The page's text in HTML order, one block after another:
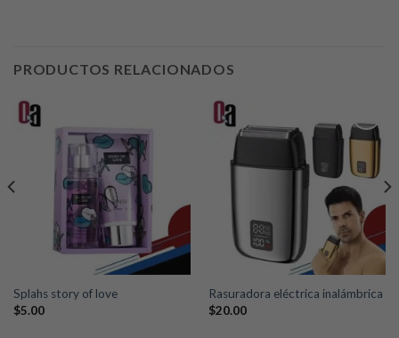
PRODUCTOS RELACIONADOS
deseos
Splahs story of love
$5.00
Añadir
lista de
deseos
Rasuradora eléctrica inalámbrica
$20.00